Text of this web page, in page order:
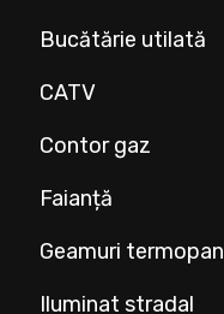
Bucătărie utilată
CATV
Contor gaz
Faianță
Geamuri termopan
Iluminat stradal